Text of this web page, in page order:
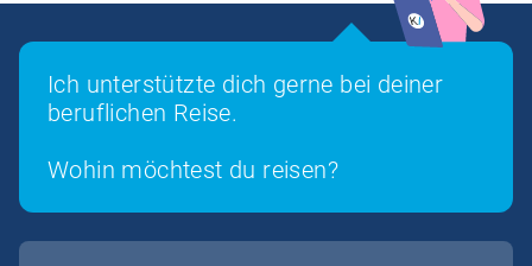
Ich unterstützte dich gerne bei deiner
beruflichen Reise.
Wohin möchtest du reisen?